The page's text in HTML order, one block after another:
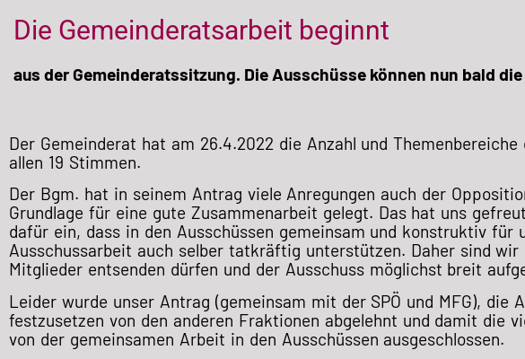
Die Gemeinderatsarbeit beginnt
aus der Gemeinderatssitzung. Die Ausschüsse können nun bald
Der Gemeinderat hat am 26.4.2022 die Anzahl und
allen 19 Stimmen.
Der Bgm. hat in seinem Antrag viele Anregungen auch der
Grundlage für eine gute Zusammenarbeit gelegt. Das hat uns
dafür ein, dass in den Ausschüssen gemeinsam und konstruktiv
Ausschussarbeit auch selber tatkräftig unterstützen. Daher sind
Mitglieder entsenden dürfen und der Ausschuss möglichst breit
Leider wurde unser Antrag (gemeinsam mit der SPÖ und MFG), die
festzusetzen von den anderen Fraktionen abgelehnt und damit die
von der gemeinsamen Arbeit in den Ausschüssen ausgeschlossen.